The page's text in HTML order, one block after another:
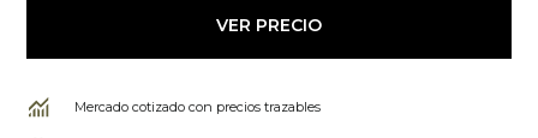
VER PRECIO
Mercado cotizado con precios trazables